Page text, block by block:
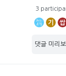
3
기 쌉
댓글 미리보